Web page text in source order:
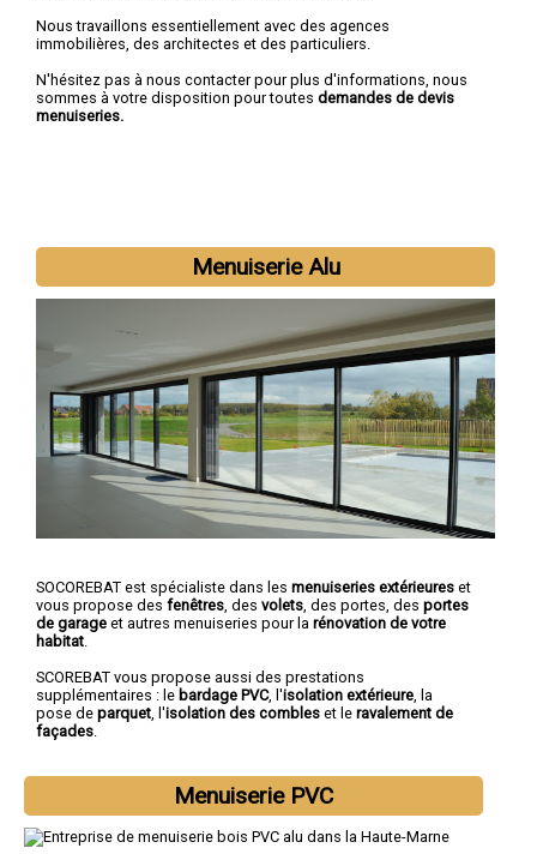
Nous travaillons essentiellement avec des agences
immobilières, des architectes et des particuliers.
N'hésitez pas à nous contacter pour plus d'informations, nous
sommes à votre disposition pour toutes demandes de devis
menuiseries.
Menuiserie Alu
SOCOREBAT est spécialiste dans les menuiseries extérieures et
vous propose des fenêtres , des volets , des portes, des portes
de garage et autres menuiseries pour la rénovation de votre
habitat
SCOREBAT vous propose aussi des prestations
supplémentaires : le bardage PVC, l'isolation extérieure , la
pose de parquet , l'isolation des combles et le ravalement de
façades
Menuiserie PVC